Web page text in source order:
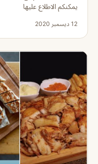
يمكنكم الاطلاع عليها
12 ديسمبر 2020